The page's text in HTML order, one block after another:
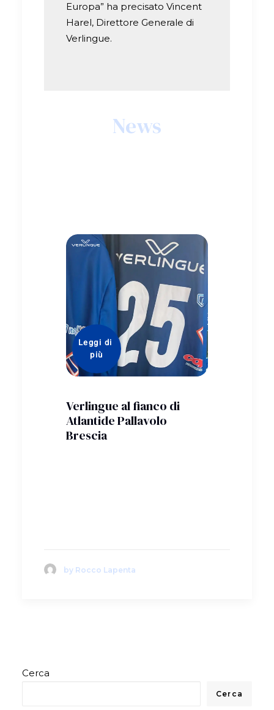
Europa” ha precisato Vincent
Harel, Direttore Generale di
Verlingue.
News
Verlingue al fianco di
Atlantide Pallavolo
Brescia
Leggi di
più
by Rocco Lapenta
Cerca
Cerca